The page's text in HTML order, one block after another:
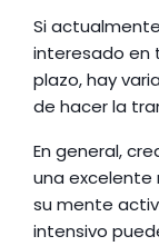
Si
interesado en
plazo, hay
de hacer la
En general,
una
su mente
intensivo